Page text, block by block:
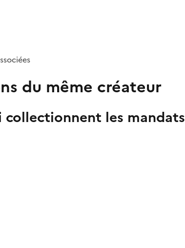
du même créateur
collectionnent les mandats